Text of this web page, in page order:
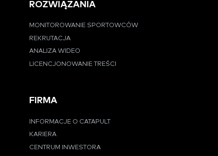
ROZWIĄZANIA
MONITOROWANIE SPORTOWCÓW
REKRUTACJA
ANALIZA WIDEO
LICENCJONOWANIE TREŚCI
FIRMA
INFORMACJE O CATAPULT
KARIERA
CENTRUM INWESTORA